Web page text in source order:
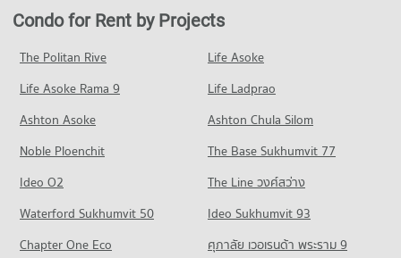
Condo for Sale in Kathu Phuket
289 properties for sale
Condo Patong Beach
PROJECT_COUNT
Condo for Rent near Patong Beach
55 properties for rent
Condo for Sale near Patong Beach
73 properties for sale
Condo for Rent near Patong Hospital
87 properties for rent
Condo for Sale near Patong Hospital
Condo for Rent by Projects
The Politan Rive
Life Asoke
Life Asoke Rama 9
Life Ladprao
Ashton Asoke
Ashton Chula Silom
Noble Ploenchit
The Base Sukhumvit 77
Ideo O2
The Line วงศ์สว่าง
Waterford Sukhumvit 50
Ideo Sukhumvit 93
Chapter One Eco
ศุภาลัย เวอเรนด้า พระราม 9